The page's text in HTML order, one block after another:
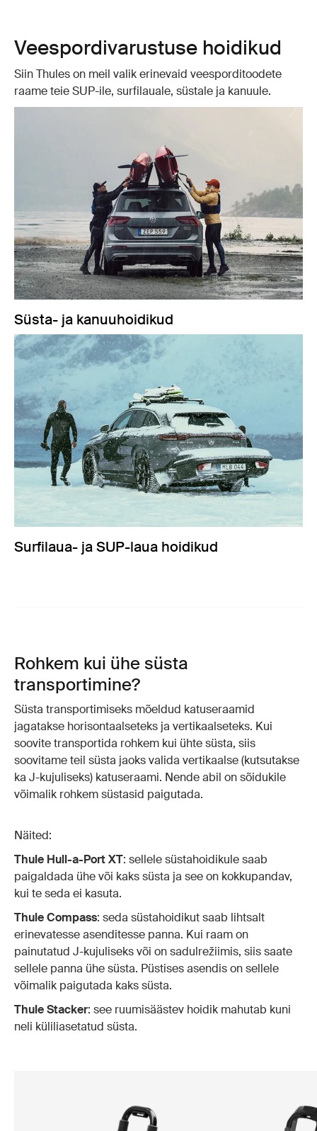
Veespordivarustuse hoidikud
Siin Thules on meil valik erinevaid veesporditoodete
raame teie SUP-ile, surfilauale, süstale ja kanuule.
Süsta- ja kanuuhoidikud
Surfilaua- ja SUP-laua hoidikud
Rohkem kui ühe süsta
transportimine?
Süsta transportimiseks mõeldud katuseraamid
jagatakse horisontaalseteks ja vertikaalseteks. Kui
soovite transportida rohkem kui ühte süsta, siis
soovitame teil süsta jaoks valida vertikaalse (kutsutakse
ka J-kujuliseks) katuseraami. Nende abil on sõidukile
võimalik rohkem süstasid paigutada.
Näited:
Thule Hull-a-Port XT: sellele süstahoidikule saab
paigaldada ühe või kaks süsta ja see on kokkupandav,
kui te seda ei kasuta.
Thule Compass: seda süstahoidikut saab lihtsalt
erinevatesse asenditesse panna. Kui raam on
painutatud J-kujuliseks või on sadulrežiimis, siis saate
sellele panna ühe süsta. Püstises asendis on sellele
võimalik paigutada kaks süsta.
Thule Stacker: see ruumisäästev hoidik mahutab kuni
neli küliliasetatud süsta.